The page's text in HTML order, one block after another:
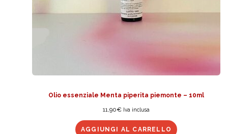
Olio essenziale Menta piperita piemonte – 10ml
11,90€ Iva inclusa
AGGIUNGI AL CARRELLO